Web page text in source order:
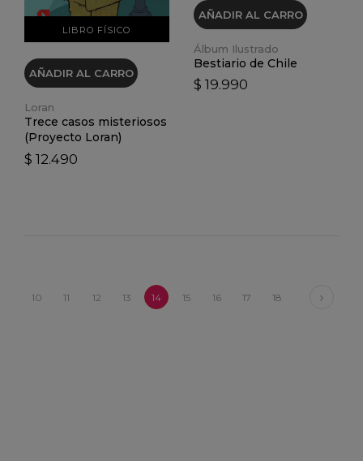
LIBRO FÍSICO
AÑADIR AL CARRO
Loran
Trece casos misteriosos
(Proyecto Loran)
$ 12.490
AÑADIR AL CARRO
Álbum Ilustrado
Bestiario de Chile
$ 19.990
10 11 12 13 14 15 16 17 18 Next